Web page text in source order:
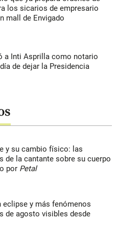
los sicarios de empresario
mall de Envigado
a Inti Asprilla como notario
de dejar la Presidencia
y su cambio físico: las
de la cantante sobre su cuerpo
por Petal
eclipse y más fenómenos
de agosto visibles desde